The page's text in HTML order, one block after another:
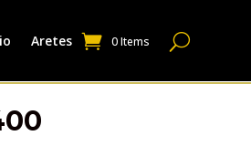
Aretes 0 Items